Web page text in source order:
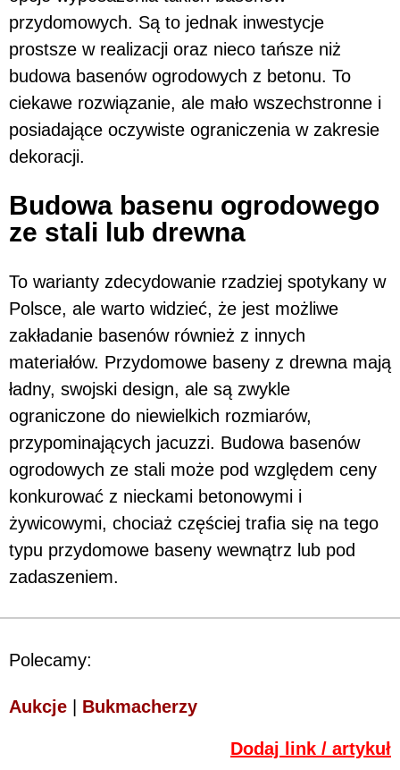
przydomowych. Są to jednak inwestycje
prostsze w realizacji oraz nieco tańsze niż
budowa basenów ogrodowych z betonu. To
ciekawe rozwiązanie, ale mało wszechstronne i
posiadające oczywiste ograniczenia w zakresie
dekoracji.
Budowa basenu ogrodowego
ze stali lub drewna
To warianty zdecydowanie rzadziej spotykany w
Polsce, ale warto widzieć, że jest możliwe
zakładanie basenów również z innych
materiałów. Przydomowe baseny z drewna mają
ładny, swojski design, ale są zwykle
ograniczone do niewielkich rozmiarów,
przypominających jacuzzi. Budowa basenów
ogrodowych ze stali może pod względem ceny
konkurować z nieckami betonowymi i
żywicowymi, chociaż częściej trafia się na tego
typu przydomowe baseny wewnątrz lub pod
zadaszeniem.
Polecamy:
Aukcje Bukmacherzy
Dodaj link / artykuł